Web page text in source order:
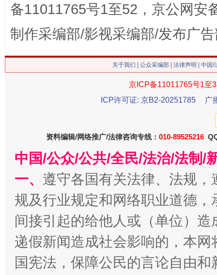
谢
在谋一域中谋全局
备11011765号1至52，京公网安
制作采编部/影视采编部/发布广
关于我们 公众采编部 法律声明 | 中国
京ICP备11011765号1至
ICP许可证: 京B2-20251785
广
资料编辑/网络推广/法律咨询专线： 010-89525216
中国/公众/公共/全民/法治/法制/
一、 遵守各国有关法律、法规
规及行业规定和网络职业道德
间接引起的给他人或（单位）
递假新闻造成社会影响的，本
国宪法，保障公民的言论自由